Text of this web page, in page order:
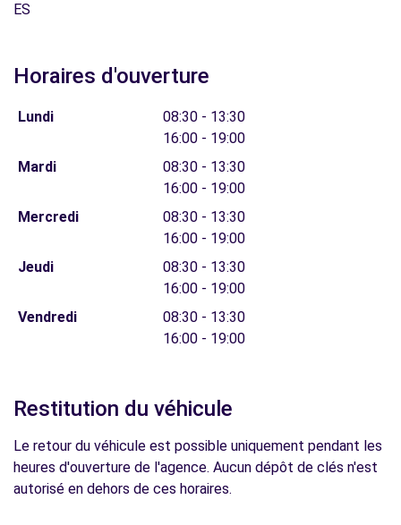
ES
Horaires d'ouverture
Lundi
08:30 - 13:30
16:00 - 19:00
Mardi
08:30 - 13:30
16:00 - 19:00
Mercredi
08:30 - 13:30
16:00 - 19:00
Jeudi
08:30 - 13:30
16:00 - 19:00
Vendredi
08:30 - 13:30
16:00 - 19:00
Restitution du véhicule
Le retour du véhicule est possible uniquement pendant les
heures d'ouverture de l'agence. Aucun dépôt de clés n'est
autorisé en dehors de ces horaires.